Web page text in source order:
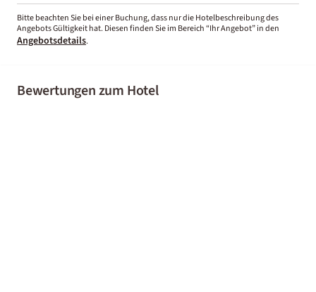
Bitte beachten Sie bei einer Buchung, dass nur die Hotelbeschreibung des
Angebots Gültigkeit hat. Diesen finden Sie im Bereich “Ihr Angebot” in den
Angebotsdetails.
Bewertungen zum Hotel